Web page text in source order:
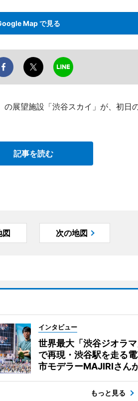
Map で見る
展望施設「渋谷スカイ」が、初日
記事を読む
図 次の地図
インタビュー
世界最大「渋谷ジオラ
で再現・渋谷駅を走る
市モデラーMAJIRIさん
もっと見る